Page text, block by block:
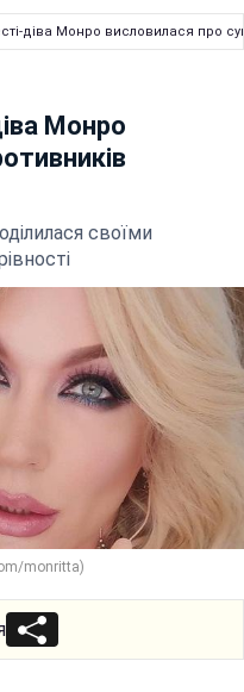
діва Монро висловилася про
Монро
своїми
monritta)